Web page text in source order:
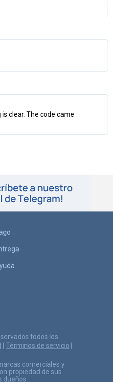
clear. The code came
todos los
Términos de servicio
comerciales y
propiedad de sus
dueños.